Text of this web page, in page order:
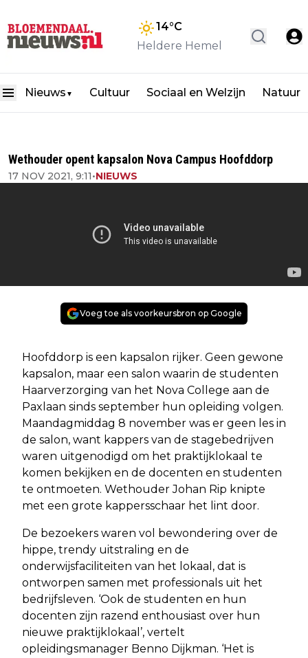
14°C
Heldere Hemel
Nieuws ▼ Cultuur Sociaal en Welzijn Natuur
Wethouder opent kapsalon Nova Campus Hoofddorp
17 NOV 2021, 9:11•NIEUWS
Voeg toe als voorkeursbron op Google
Hoofddorp is een kapsalon rijker. Geen gewone
kapsalon, maar een salon waarin de studenten
Haarverzorging van het Nova College aan de
Paxlaan sinds september hun opleiding volgen.
Maandagmiddag 8 november was er geen les in
de salon, want kappers van de stagebedrijven
waren uitgenodigd om het praktijklokaal te
komen bekijken en de docenten en studenten
te ontmoeten. Wethouder Johan Rip knipte
met een grote kappersschaar het lint door.
De bezoekers waren vol bewondering over de
hippe, trendy uitstraling en de
onderwijsfaciliteiten van het lokaal, dat is
ontworpen samen met professionals uit het
bedrijfsleven. ‘Ook de studenten en hun
docenten zijn razend enthousiast over hun
nieuwe praktijklokaal’, vertelt
opleidingsmanager Benno Dijkman. ‘Het is